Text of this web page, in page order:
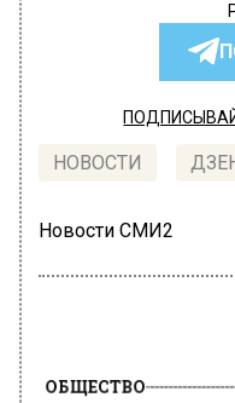
НОВОСТИ
Новости СМИ2
Собянин